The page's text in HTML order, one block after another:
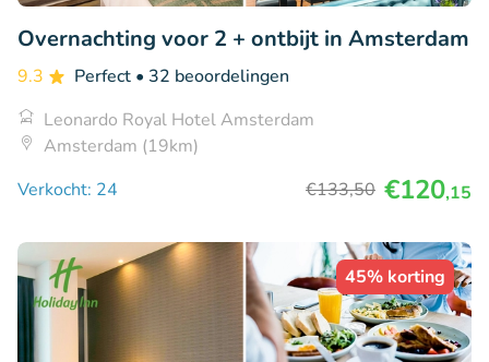
Overnachting voor 2 + ontbijt in Amsterdam
9.3 Perfect • 32 beoordelingen
Leonardo Royal Hotel Amsterdam
Amsterdam (19km)
Verkocht: 24
€133,50 €120,15
45% korting